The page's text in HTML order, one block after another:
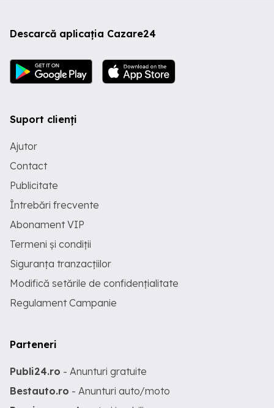
Descarcă aplicația Cazare24
Suport clienți
Ajutor
Contact
Publicitate
Întrebări frecvente
Abonament VIP
Termeni și condiții
Siguranța tranzacțiilor
Modifică setările de confidențialitate
Regulament Campanie
Parteneri
Publi24.ro - Anunturi gratuite
Bestauto.ro - Anunturi auto/moto